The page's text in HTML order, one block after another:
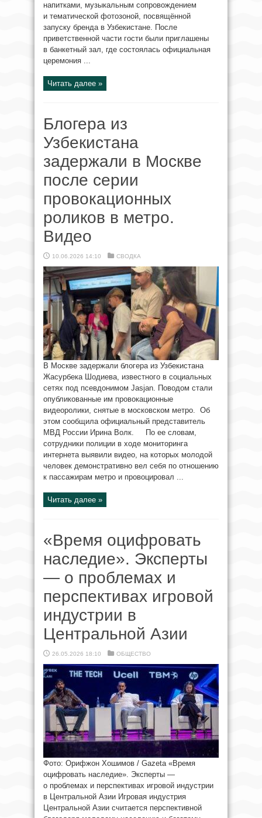
напитками, музыкальным сопровождением
и тематической фотозоной, посвящённой
запуску бренда в Узбекистане. После
приветственной части гости были приглашены
в банкетный зал, где состоялась официальная
церемония ...
Читать далее »
Блогера из
Узбекистана
задержали в Москве
после серии
провокационных
роликов в метро.
Видео
10.06.2026 14:10 СВОДКА
В Москве задержали блогера из Узбекистана
Жасурбека Шодиева, известного в социальных
сетях под псевдонимом Jasjan. Поводом стали
опубликованные им провокационные
видеоролики, снятые в московском метро. Об
этом сообщила официальный представитель
МВД России Ирина Волк. По ее словам,
сотрудники полиции в ходе мониторинга
интернета выявили видео, на которых молодой
человек демонстративно вел себя по отношению
к пассажирам метро и провоцировал ...
Читать далее »
«Время оцифровать
наследие». Эксперты
— о проблемах и
перспективах игровой
индустрии в
Центральной Азии
26.05.2026 18:10 ОБЩЕСТВО
Фото: Орифжон Хошимов / Gazeta «Время
оцифровать наследие». Эксперты —
о проблемах и перспективах игровой индустрии
в Центральной Азии Игровая индустрия
Центральной Азии считается перспективной